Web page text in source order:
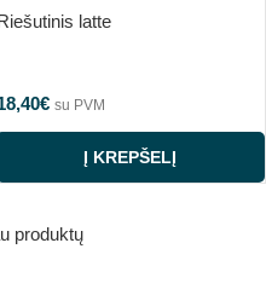
latte
€ su PVM
Į KREPŠELĮ
produktų